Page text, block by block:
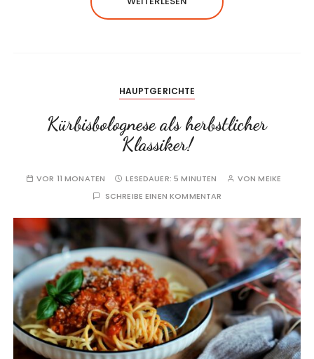
HAUPTGERICHTE
Kürbisbolognese als herbstlicher
Klassiker!
VOR 11 MONATEN LESEDAUER:5 MINUTEN VONMEIKE
SCHREIBE EINEN KOMMENTAR